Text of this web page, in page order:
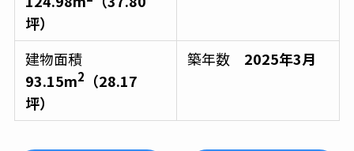
坪）
建物面積
93.15m2
（28.17
坪）
築年数 2025年3月